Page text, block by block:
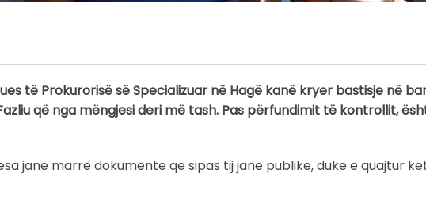
të Prokurorisë së Specializuar në Hagë kanë kryer bastisje në
që nga mëngjesi deri më tash. Pas përfundimit të kontrollit,
janë marrë dokumente që sipas tij janë publike, duke e quajtur